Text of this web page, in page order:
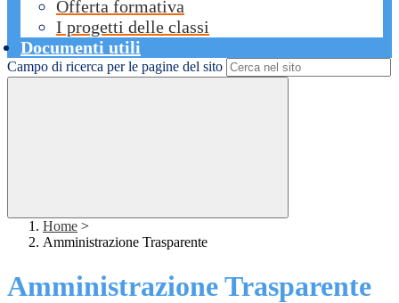
Offerta formativa
I progetti delle classi
Documenti utili
Campo di ricerca per le pagine del sito
Home >
Amministrazione Trasparente
Amministrazione Trasparente